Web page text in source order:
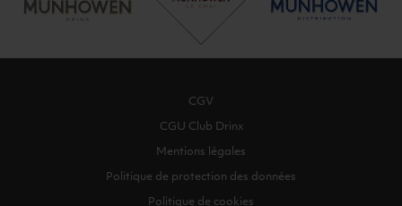
CGV
CGU Club Drinx
Mentions légales
Politique de protection des données
Politique de cookies